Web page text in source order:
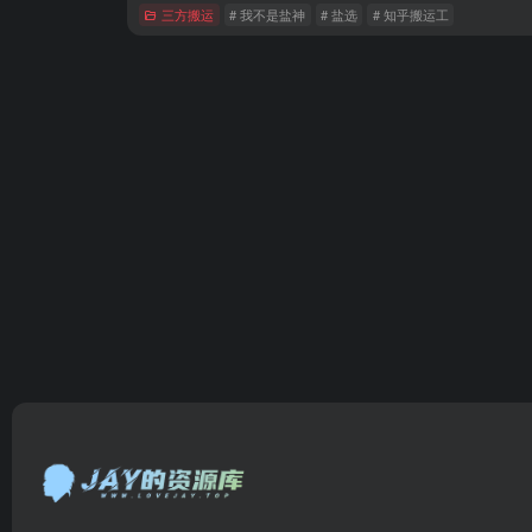
三方搬运 # 我不是盐神 # 盐选 # 知乎搬运工